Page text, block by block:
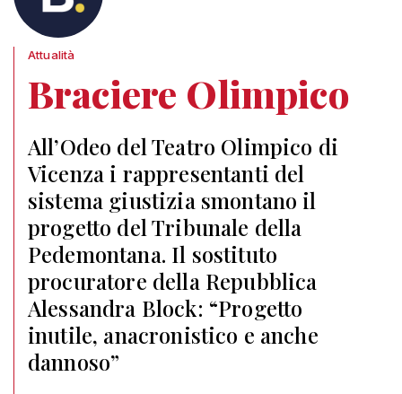
Attualità
Braciere Olimpico
All’Odeo del Teatro Olimpico di
Vicenza i rappresentanti del
sistema giustizia smontano il
progetto del Tribunale della
Pedemontana. Il sostituto
procuratore della Repubblica
Alessandra Block: “Progetto
inutile, anacronistico e anche
dannoso”